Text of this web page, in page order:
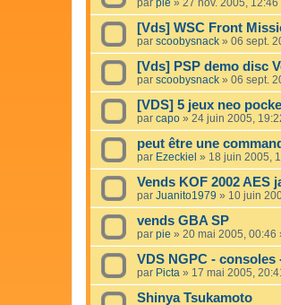
par pie » 27 nov. 2005, 12:46
[Vds] WSC Front
par scoobysnack » 06 sept.
[Vds] PSP demo disc
par scoobysnack » 06 sept.
[VDS] 5 jeux neo
par capo » 24 juin 2005,
peut être une
par Ezeckiel » 18 juin 2005,
Vends KOF 2002 AES
par Juanito1979 » 10 juin
vends GBA SP
par pie » 20 mai 2005, 00:46
VDS NGPC - consoles
par Picta » 17 mai 2005,
Shinya Tsukamoto